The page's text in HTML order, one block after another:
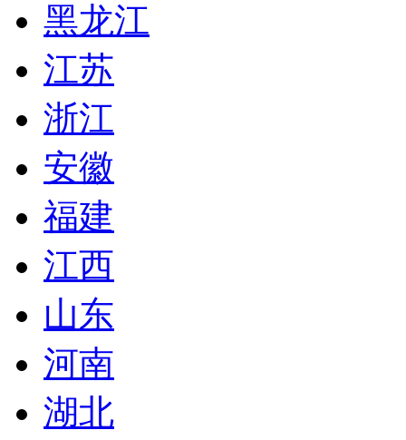
黑龙江
江苏
浙江
安徽
福建
江西
山东
河南
湖北